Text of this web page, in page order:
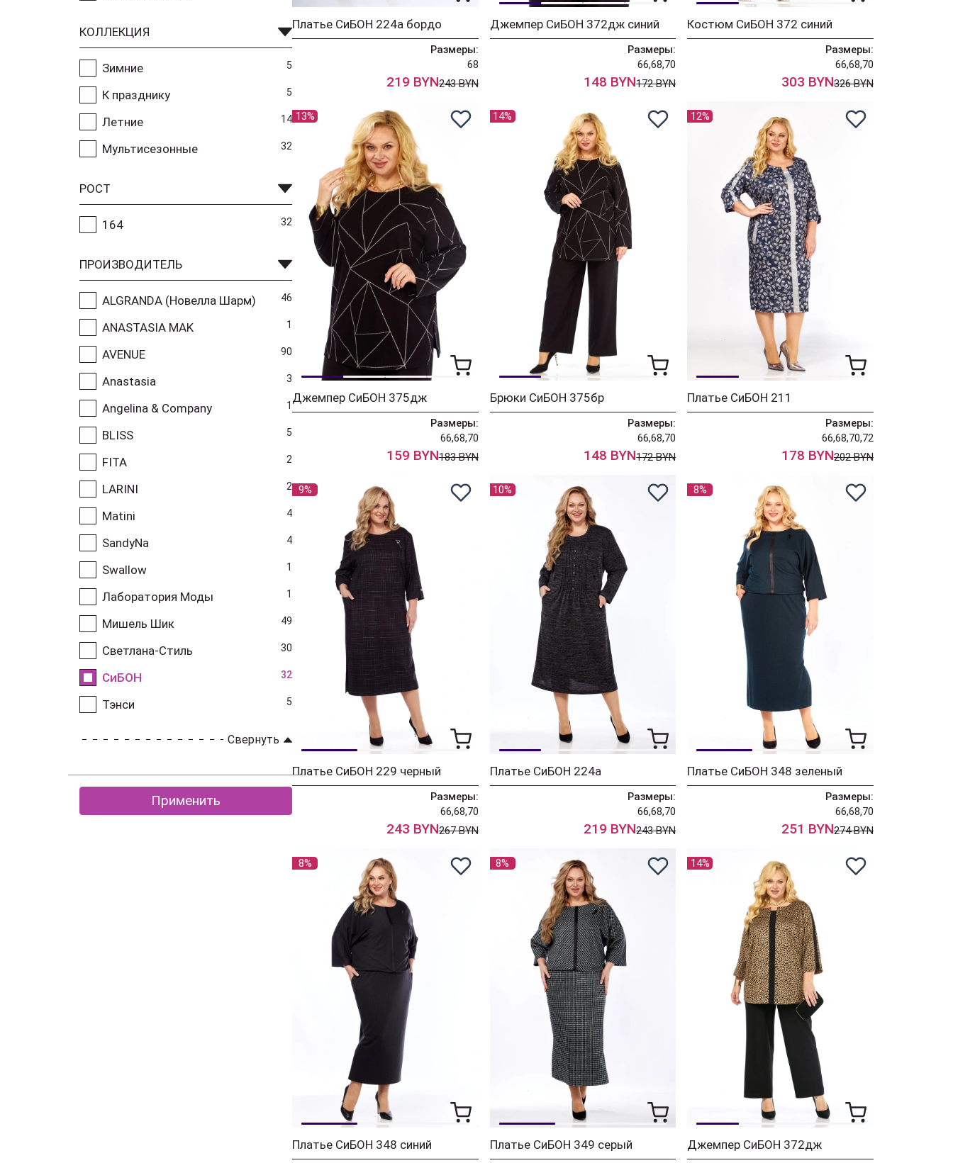
КОЛЛЕКЦИЯ
Зимние 5
К празднику 5
Летние 14
Мультисезонные 32
РОСТ
164 32
ПРОИЗВОДИТЕЛЬ
ALGRANDA (Новелла Шарм) 46
ANASTASIA MAK 1
AVENUE 90
Anastasia 3
Angelina & Company 1
BLISS 5
FITA 2
LARINI 2
Matini 4
SandyNa 4
Swallow 1
Лаборатория Моды 1
Мишель Шик 49
Светлана-Стиль 30
СиБОН 32
Тэнси 5
Свернуть
Применить
Платье СиБОН 224а бордо
Размеры:
68
219 BYN243 BYN
Джемпер СиБОН 372дж синий
Размеры:
66,68,70
148 BYN172 BYN
Костюм СиБОН 372 синий
Размеры:
66,68,70
303 BYN326 BYN
13%
Джемпер СиБОН 375дж
Размеры:
66,68,70
159 BYN183 BYN
14%
Брюки СиБОН 375бр
Размеры:
66,68,70
148 BYN172 BYN
12%
Платье СиБОН 211
Размеры:
66,68,70,72
178 BYN202 BYN
9%
Платье СиБОН 229 черный
Размеры:
66,68,70
243 BYN267 BYN
10%
Платье СиБОН 224а
Размеры:
66,68,70
219 BYN243 BYN
8%
Платье СиБОН 348 зеленый
Размеры:
66,68,70
251 BYN274 BYN
8%
Платье СиБОН 348 синий
8%
Платье СиБОН 349 серый
14%
Джемпер СиБОН 372дж